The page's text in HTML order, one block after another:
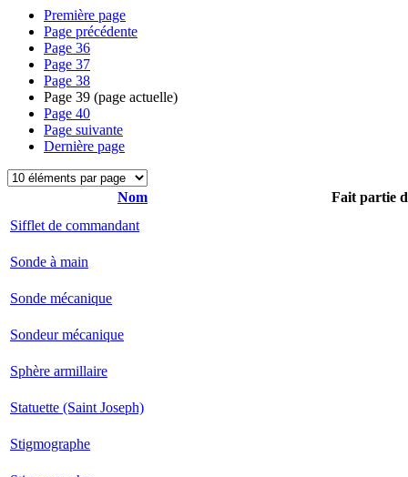
Première page
Page précédente
Page 36
Page 37
Page 38
Page 39 (page actuelle)
Page 40
Page suivante
Dernière page
Nom
Fait partie
Sifflet de commandant
Sonde à main
Sonde mécanique
Sondeur mécanique
Sphère armillaire
Statuette (Saint Joseph)
Stigmographe